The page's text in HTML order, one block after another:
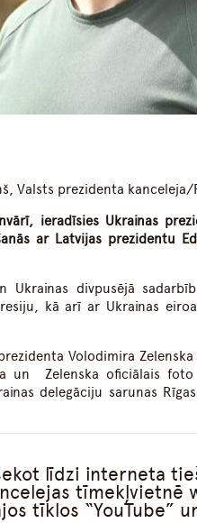
Valsts prezidenta
ieradīsies Ukrainas
ar Latvijas prezidentu
divpusējā
kā arī ar Ukrainas
Volodimira
un Zelenska oficiālais
delegāciju sarunas
līdzi interneta
tīmekļvietnē
tīklos “YouTube”